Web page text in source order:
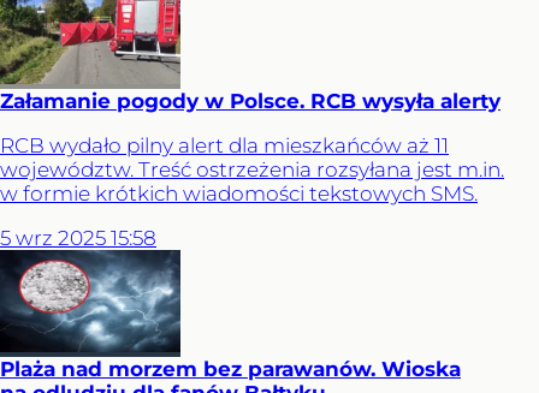
Załamanie pogody w Polsce. RCB wysyła alerty
RCB wydało pilny alert dla mieszkańców aż 11
województw. Treść ostrzeżenia rozsyłana jest m.in.
w formie krótkich wiadomości tekstowych SMS.
5 wrz 2025 15:58
Plaża nad morzem bez parawanów. Wioska